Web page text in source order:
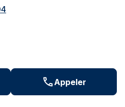
Appeler